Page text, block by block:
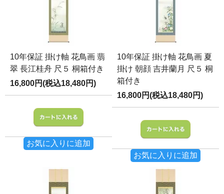
10年保証 掛け軸 花鳥画 翡
翠 長江桂舟 尺５ 桐箱付き
16,800円(税込18,480円)
お気に入りに追加
10年保証 掛け軸 花鳥画 夏
掛け 朝顔 吉井蘭月 尺５ 桐
箱付き
16,800円(税込18,480円)
お気に入りに追加